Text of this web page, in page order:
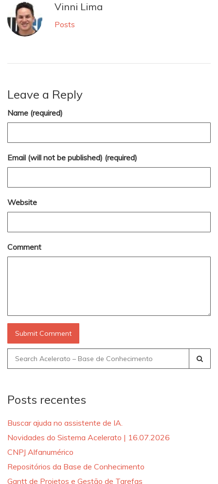
Vinni Lima
Posts
Leave a Reply
Name (required)
Email (will not be published) (required)
Website
Comment
Search
for:
Posts recentes
Buscar ajuda no assistente de IA.
Novidades do Sistema Acelerato | 16.07.2026
CNPJ Alfanumérico
Repositórios da Base de Conhecimento
Gantt de Projetos e Gestão de Tarefas